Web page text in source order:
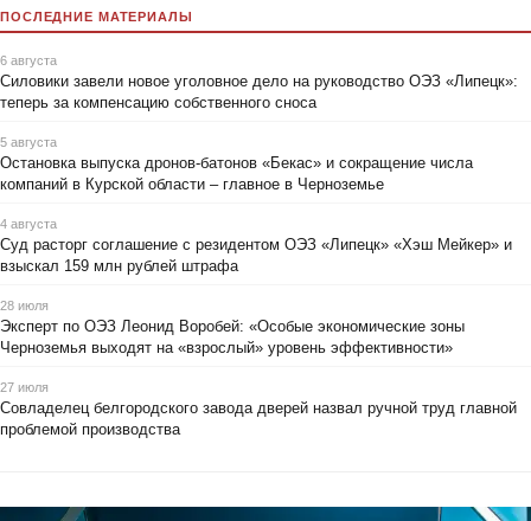
ПОСЛЕДНИЕ МАТЕРИАЛЫ
6 августа
Силовики завели новое уголовное дело на руководство ОЭЗ «Липецк»:
теперь за компенсацию собственного сноса
5 августа
Остановка выпуска дронов-батонов «Бекас» и сокращение числа
компаний в Курской области – главное в Черноземье
4 августа
Суд расторг соглашение с резидентом ОЭЗ «Липецк» «Хэш Мейкер» и
взыскал 159 млн рублей штрафа
28 июля
Эксперт по ОЭЗ Леонид Воробей: «Особые экономические зоны
Черноземья выходят на «взрослый» уровень эффективности»
27 июля
Совладелец белгородского завода дверей назвал ручной труд главной
проблемой производства